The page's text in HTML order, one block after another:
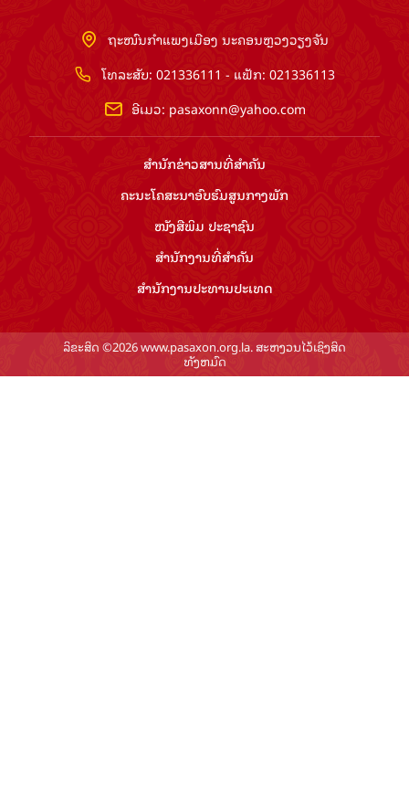
ຖະໜົນກຳແພງເມືອງ ນະຄອນຫຼວງວຽງຈັນ
ໂທລະສັບ: 021336111 - ແຟັກ: 021336113
ອີເມວ: pasaxonn@yahoo.com
ສຳ​ນັກ​ຂ່າວ​ສານ​ທີ່​ສຳ​ຄັນ​
ຄະນະໂຄສະນາອົບຮົມ​ສູນ​ກາງ​ພັກ
ໜັງສືພິມ ປະ​ຊາ​ຊົນ
ສຳ​ນັກ​ງານ​ທີ່​ສຳ​ຄັນ
ສຳ​ນັກ​ງານ​ປະ​ທານ​ປະ​ເທດ
ລິຂະສິດ ©2026 www.pasaxon.org.la. ສະຫງວນໄວ້ເຊິງສິດ
ທັງຫມົດ